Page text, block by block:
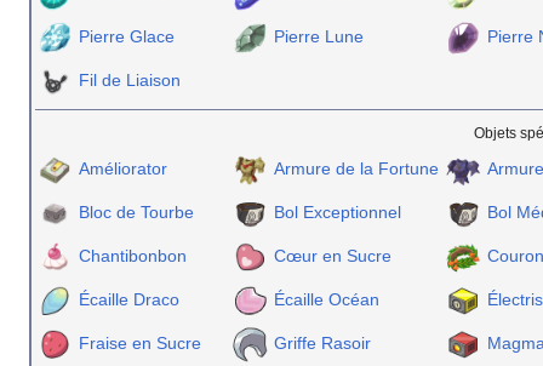
Pierre Glace Pierre Lune Pierre
Fil de Liaison
Objets
Améliorator Armure de la Fortune
Bloc de Tourbe Bol Exceptionnel Bol
Chantibonbon Cœur en Sucre
Écaille Draco Écaille Océan
Fraise en Sucre Griffe Rasoir